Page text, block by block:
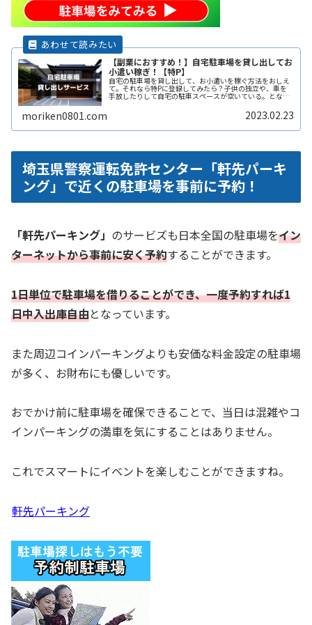
【副業におすすめ！】自宅駐車場を貸し出してお
小遣い稼ぎ！【特P】
自宅の駐車場を貸し出して、お小遣いを稼ぐ方法をおしえ
て。それなら特Pに登録してみたら？子供の独立や、車を
手放したりして自宅の駐車スペースが空いている。となり
の土地の空きスペースを有効に活用したい。自宅駐車場を
貸すと副収入になると聞いたことがReadMore...
moriken0801.com 2023.02.23
埼玉県警察運転免許センター「軒先パーキ
ング」で近くの駐車場を事前に予約！
「軒先パーキング」 のサービズも日本全国の駐車場をイン
ターネットから事前に安く予約することができます。
1日単位で駐車場を借りることができ、一度予約すれば1
日中入出庫自由となっています。
また周辺コインパーキングよりも安価な料金設定の駐車場
が多く、お財布にも優しいです。
おでかけ前に駐車場を確保できることで、当日は混雑やコ
インパーキングの満車を気にすることはありません。
これでスマートにイベントを楽しむことができますね。
軒先パーキング